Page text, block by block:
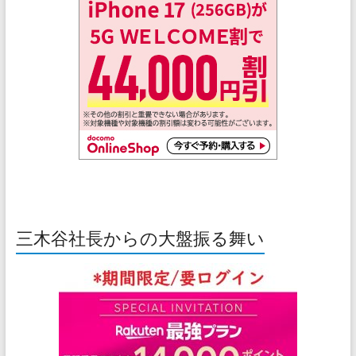
三木谷社長からの大盤振る舞い